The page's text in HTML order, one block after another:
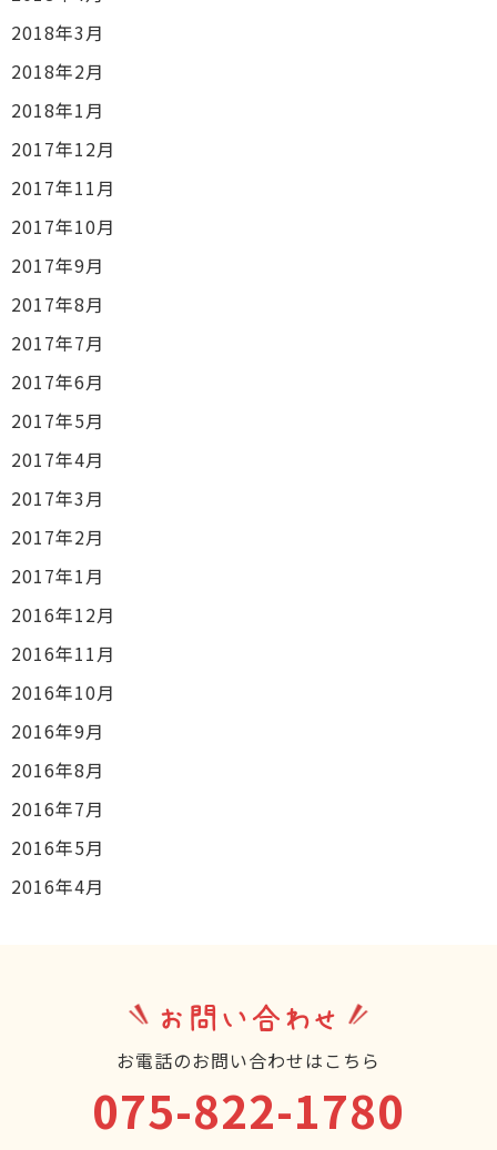
2018年3月
2018年2月
2018年1月
2017年12月
2017年11月
2017年10月
2017年9月
2017年8月
2017年7月
2017年6月
2017年5月
2017年4月
2017年3月
2017年2月
2017年1月
2016年12月
2016年11月
2016年10月
2016年9月
2016年8月
2016年7月
2016年5月
2016年4月
お問い合わせ
お電話のお問い合わせはこちら
075-822-1780